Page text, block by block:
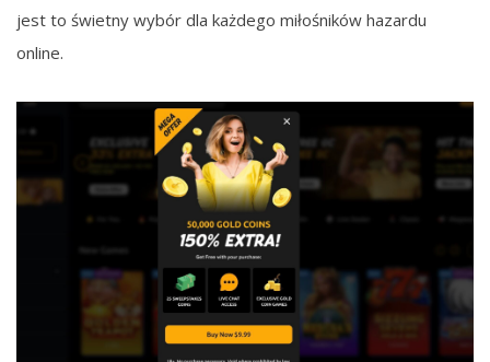
jest to świetny wybór dla każdego miłośników hazardu
online.